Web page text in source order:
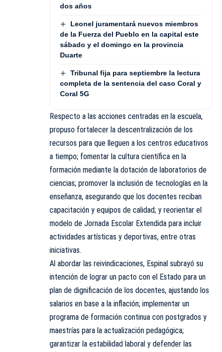
dos años
Leonel juramentará nuevos miembros
de la Fuerza del Pueblo en la capital este
sábado y el domingo en la provincia
Duarte
Tribunal fija para septiembre la lectura
completa de la sentencia del caso Coral y
Coral 5G
Respecto a las acciones centradas en la escuela,
propuso fortalecer la descentralización de los
recursos para que lleguen a los centros educativos
a tiempo; fomentar la cultura científica en la
formación mediante la dotación de laboratorios de
ciencias; promover la inclusión de tecnologías en la
enseñanza, asegurando que los docentes reciban
capacitación y equipos de calidad; y reorientar el
modelo de Jornada Escolar Extendida para incluir
actividades artísticas y deportivas, entre otras
iniciativas.
Al abordar las reivindicaciones, Espinal subrayó su
intención de lograr un pacto con el Estado para un
plan de dignificación de los docentes, ajustando los
salarios en base a la inflación; implementar un
programa de formación continua con postgrados y
maestrías para la actualización pedagógica;
garantizar la estabilidad laboral y defender las